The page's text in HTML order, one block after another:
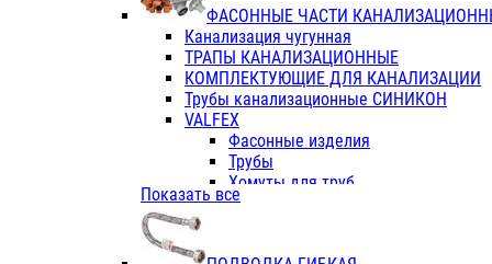
Фитинги с металл. серые
Фитинги ПП (серые)
Фитинги ПП белые
Краны
Фитинги ПП (белые)
Фитинги ПП с металлом белые
ПК КОНТУР
Краны полипропиленовые
Трубы полипропиленивые
TK
VALFEX
ФАСОННЫЕ ЧАСТИ
Канализация чугунная
ТРАПЫ КАНАЛИЗАЦИОННЫЕ
КОМПЛЕКТУЮЩИЕ ДЛЯ КАНАЛИЗАЦИИ
Трубы канализационные СИНИКОН
VALFEX
Фасонные изделия
Трубы
Хомуты для труб
ПВХ (стройполимер)
Показать все